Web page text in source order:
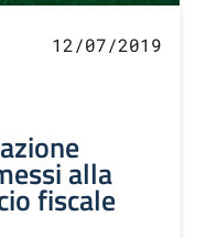
12/07/2019
alla
fiscale